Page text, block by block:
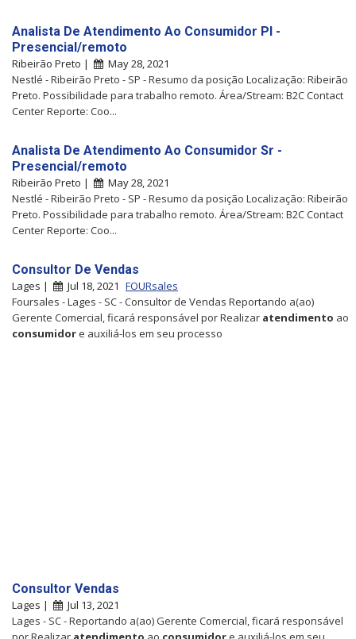
Analista De Atendimento Ao Consumidor Pl -
Presencial/remoto
Ribeirão Preto |
May 28, 2021
Nestlé - Ribeirão Preto - SP - Resumo da posição Localização: Ribeirão
Preto. Possibilidade para trabalho remoto. Área/Stream: B2C Contact
Center Reporte: Coo...
Analista De Atendimento Ao Consumidor Sr -
Presencial/remoto
Ribeirão Preto |
May 28, 2021
Nestlé - Ribeirão Preto - SP - Resumo da posição Localização: Ribeirão
Preto. Possibilidade para trabalho remoto. Área/Stream: B2C Contact
Center Reporte: Coo...
Consultor De Vendas
Lages | Jul 18, 2021 FOURsales
Foursales - Lages - SC - Consultor de Vendas Reportando a(ao)
Gerente Comercial, ficará responsável por Realizar atendimento ao
consumidore auxiliá-los em seu processo
Consultor Vendas
Lages |
Jul 13, 2021
Lages - SC - Reportando a(ao) Gerente Comercial, ficará responsável